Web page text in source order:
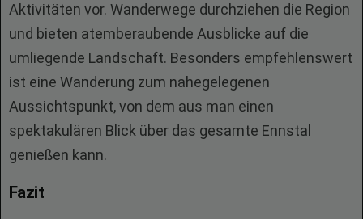
Aktivitäten vor. Wanderwege durchziehen die Region
und bieten atemberaubende Ausblicke auf die
umliegende Landschaft. Besonders empfehlenswert
ist eine Wanderung zum nahegelegenen
Aussichtspunkt, von dem aus man einen
spektakulären Blick über das gesamte Ennstal
genießen kann.
Fazit